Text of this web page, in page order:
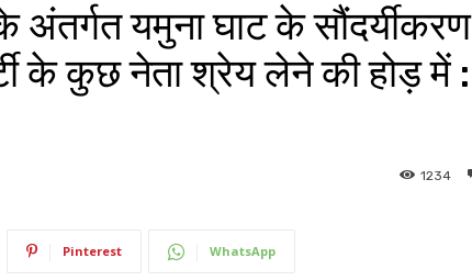
अंतर्गत यमुना घाट के सौंदर्यीकरण
के कुछ नेता श्रेय लेने की होड़ में :
1234
Pinterest WhatsApp